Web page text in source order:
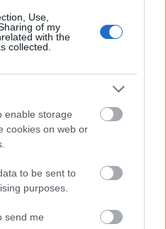
Use,
of my
with the
collected.
enable storage
cookies on web or
to be sent to
purposes.
send me
meg a falut
név a Paloznaki Jazzpiknik